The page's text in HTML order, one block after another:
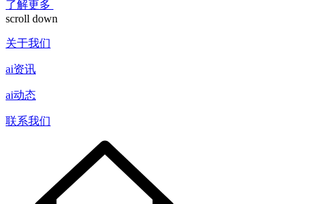
了解更多
scroll down
关于我们
ai资讯
ai动态
联系我们